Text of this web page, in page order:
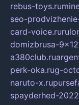
rebus-toys.ru
seo-
card-voice.ru
domizbrusa-
a380club.ru
perk-oka.rug-
naruto-x.ru
spayderhed-